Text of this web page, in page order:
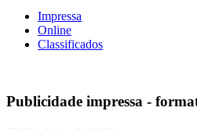
Impressa
Online
Classificados
Publicidade impressa -